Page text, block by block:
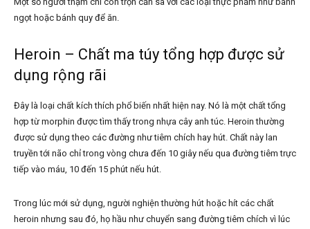
ngọt hoặc bánh quy để ăn.
Heroin – Chất ma túy tổng hợp được sử
dụng rộng rãi
Đây là loại chất kích thích phổ biến nhất hiện nay. Nó là một chất tổng
hợp từ morphin được tìm thấy trong nhựa cây anh túc. Heroin thường
được sử dụng theo các đường như tiêm chích hay hút. Chất này lan
truyền tới não chỉ trong vòng chưa đến 10 giây nếu qua đường tiêm trực
tiếp vào máu, 10 đến 15 phút nếu hút.
Trong lúc mới sử dụng, người nghiện thường hút hoặc hít các chất
heroin nhưng sau đó, họ hầu như chuyển sang đường tiêm chích vì lúc